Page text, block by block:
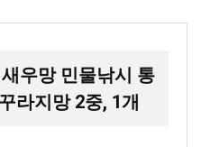
우망 민물낚시 통
라지망 2중, 1개